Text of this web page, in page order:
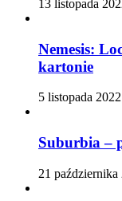
13 listopada
Nemesis:
kartonie
5 listopada 2022
Suburbia –
21 października